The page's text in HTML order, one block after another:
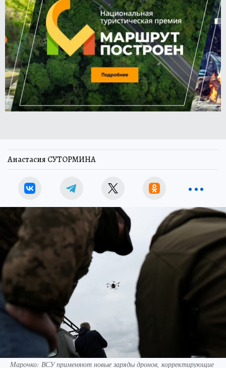
Анастасия СУТОРМИНА
Марочко: ВСУ применяют новые заряды дронов, корректирующие